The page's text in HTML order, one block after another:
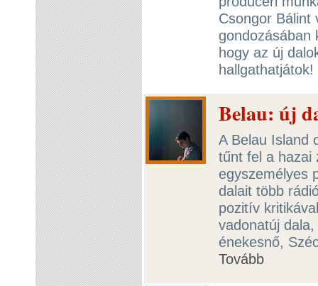
Csongor Bálint
gondozásában
hogy az új
hallgathatjátok!
Belau: új
A Belau Island
tűnt fel a hazai
egyszemélyes
dalait több
pozitív
vadonatúj
énekesnő,
Tovább